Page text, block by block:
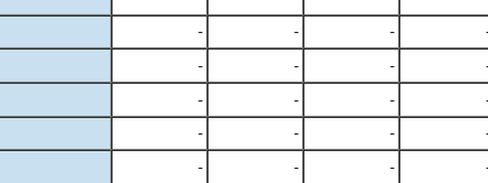
- - -
- - -
- - -
- - -
- - -